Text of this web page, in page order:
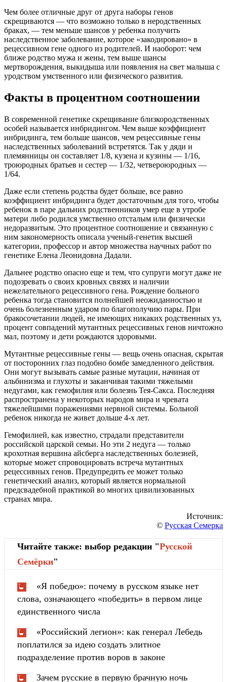
Чем более отличные друг от друга наборы генов
скрещиваются — что возможно только в неродственных
браках, — тем меньше шансов у ребенка получить
наследственное заболевание, которое «закодировано» в
рецессивном гене одного из родителей. И наоборот: чем
ближе родство мужа и жены, тем выше шансы
мертворождения, выкидыша или появления на свет малыша с
уродством умственного или физического развития.
Факты в процентном соотношении
В современной генетике скрещивание близкородственных
особей называется инбридингом. Чем выше коэффициент
инбридинга, тем больше шансов, чем рецессивные гены
наследственных заболеваний встретятся. Так у дяди и
племянницы он составляет 1/8, кузена и кузины — 1/16,
троюродных братьев и сестер — 1/32, четвероюродных —
1/64.
Даже если степень родства будет больше, все равно
коэффициент инбридинга будет достаточным для того, чтобы
ребенок в паре дальних родственников умер еще в утробе
матери либо родился умственно отсталым или физически
недоразвитым. Это процентное соотношение и связанную с
ним закономерность описала ученый-генетик высшей
категории, профессор и автор множества научных работ по
генетике Елена Леонидовна Дадали.
Дальнее родство опасно еще и тем, что супруги могут даже не
подозревать о своих кровных связях и наличии
нежелательного рецессивного гена. Рождение больного
ребенка тогда становится полнейшей неожиданностью и
очень болезненным ударом по благополучию пары. При
бракосочетании людей, не имеющих никаких родственных уз,
процент совпадений мутантных рецессивных генов ничтожно
мал, поэтому и дети рождаются здоровыми.
Мутантные рецессивные гены — вещь очень опасная, скрытая
от посторонних глаз подобно бомбе замедленного действия.
Они могут вызывать самые разные мутации, начиная от
альбинизма и глухоты и заканчивая такими тяжелыми
недугами, как гемофилия или болезнь Тея-Сакса. Последняя
распространена у некоторых народов мира и чревата
тяжелейшими поражениями нервной системы. Больной
ребенок никогда не живет дольше 4-х лет.
Гемофилией, как известно, страдали представители
российской царской семьи. Но эти 2 недуга — только
крохотная вершина айсберга наследственных болезней,
которые может спровоцировать встреча мутантных
рецессивных генов. Предупредить ее может только
генетический анализ, который является нормальной
предсвадебной практикой во многих цивилизованных
странах мира.
Источник:
© Русская Семерка
Читайте также: выбор редакции "Русской
Cемёрки"
«Я победю»: почему в русском языке нет
слова, означающего «победить» в первом лице
единственного числа
«Российский легион»: как генерал Лебедь
поплатился за идею создать элитное
подразделение против воров в законе
Зачем русские в первую брачную ночь